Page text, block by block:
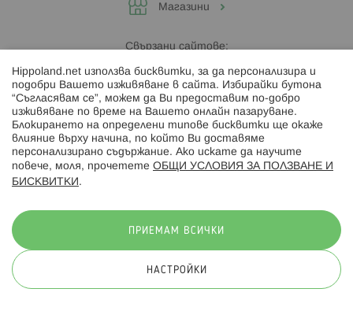
Магазини
Свързани сайтове:
Hippoland.ro
Последвайте ни:
© 2026 Hippoland.net. Всички права запазени
Hippoland.net използва бисквитки, за да персонализира и
подобри Вашето изживяване в сайта. Избирайки бутона
“Съгласявам се”, можем да Ви предоставим по-добро
изживяване по време на Вашето онлайн пазаруване.
Блокирането на определени типове бисквитки ще окаже
влияние върху начина, по който Ви доставяме
персонализирано съдържание. Ако искате да научите
повече, моля, прочетете ОБЩИ УСЛОВИЯ ЗА ПОЛЗВАНЕ И
БИСКВИТКИ .
ПРИЕМАМ ВСИЧКИ
НАСТРОЙКИ